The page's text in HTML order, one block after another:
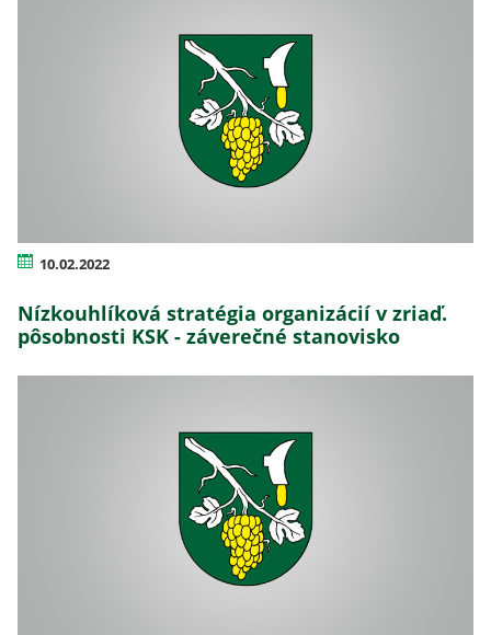
10.02.2022
Nízkouhlíková stratégia organizácií v zriaď.
pôsobnosti KSK - záverečné stanovisko